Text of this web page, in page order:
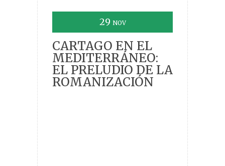
29 NOV
CARTAGO EN EL
MEDITERRÁNEO:
EL PRELUDIO DE LA
ROMANIZACIÓN